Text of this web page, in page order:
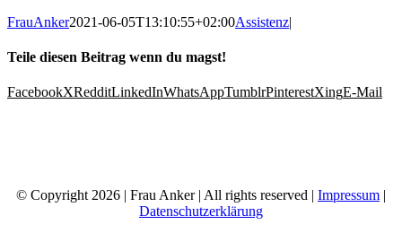
FrauAnker2021-06-05T13:10:55+02:00Assistenz|
Teile diesen Beitrag wenn du magst!
FacebookXRedditLinkedInWhatsAppTumblrPinterestXingE-Mail
© Copyright 2026 | Frau Anker | All rights reserved | Impressum |
Datenschutzerklärung